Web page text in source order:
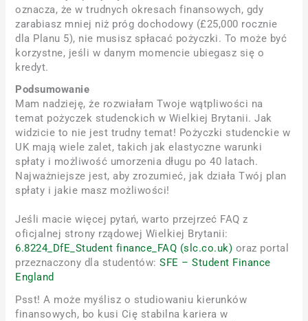
oznacza, że w trudnych okresach finansowych, gdy
zarabiasz mniej niż próg dochodowy (£25,000 rocznie
dla Planu 5), nie musisz spłacać pożyczki. To może być
korzystne, jeśli w danym momencie ubiegasz się o
kredyt.
Podsumowanie
Mam nadzieję, że rozwiałam Twoje wątpliwości na
temat pożyczek studenckich w Wielkiej Brytanii. Jak
widzicie to nie jest trudny temat! Pożyczki studenckie w
UK mają wiele zalet, takich jak elastyczne warunki
spłaty i możliwość umorzenia długu po 40 latach.
Najważniejsze jest, aby zrozumieć, jak działa Twój plan
spłaty i jakie masz możliwości!
Jeśli macie więcej pytań, warto przejrzeć FAQ z
oficjalnej strony rządowej Wielkiej Brytanii:
6.8224_DfE_Student finance_FAQ (slc.co.uk) oraz portal
przeznaczony dla studentów:SFE – Student Finance
England
Psst! A może myślisz o studiowaniu kierunków
finansowych, bo kusi Cię stabilna kariera w